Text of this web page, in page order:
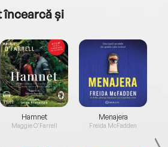
încearcă și
Hamnet
Maggie O'Farrell
Menajera
Freida McFadden